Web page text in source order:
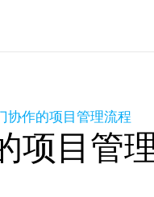
协作的项目管理流程
项目管